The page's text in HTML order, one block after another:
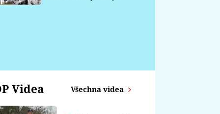
Videa Všechna videa